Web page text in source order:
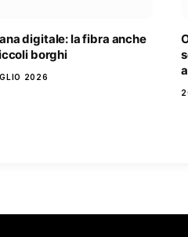
digitale: la fibra anche
borghi
2026